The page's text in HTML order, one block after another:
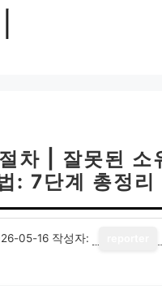
차 | 잘못된 소
: 7단계 총정리
05-16 작성자: